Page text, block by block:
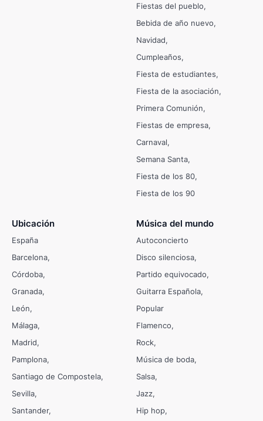
Fiestas del pueblo
Bebida de año nuevo
Navidad
Cumpleaños
Fiesta de estudiantes
Fiesta de la asociación
Primera Comunión
Fiestas de empresa
Carnaval
Semana Santa
Fiesta de los 80
Fiesta de los 90
Ubicación
España
Barcelona
Córdoba
Granada
León
Málaga
Madrid
Pamplona
Santiago de Compostela
Sevilla
Santander
Música del mundo
Autoconcierto
Disco silenciosa
Partido equivocado
Guitarra Española
Popular
Flamenco
Rock
Música de boda
Salsa
Jazz
Hip hop